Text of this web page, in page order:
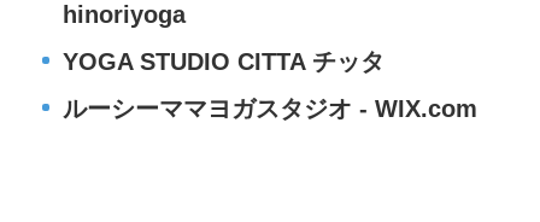
hinoriyoga
YOGA STUDIO CITTA チッタ
ルーシーママヨガスタジオ - WIX.com